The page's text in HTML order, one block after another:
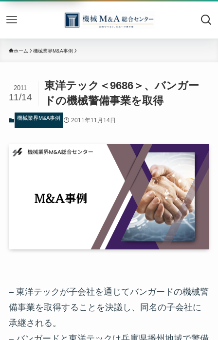
機械
ホーム 機械業界M&A事例
東洋テック＜9686＞、バンガー
ドの機械警備事業を取得
2011
11/14
機械業界M&A事例 2011年11月14日
– 東洋テックが子会社を通じてバンガードの機械警
備事業を取得することを決議し、同名の子会社に
承継される。